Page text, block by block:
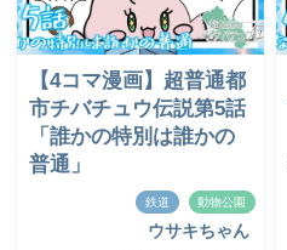
【4コマ漫画】超普通都
市チバチュウ伝説第5話
「誰かの特別は誰かの
普通」
鉄道 動物公園
ウサキちゃん